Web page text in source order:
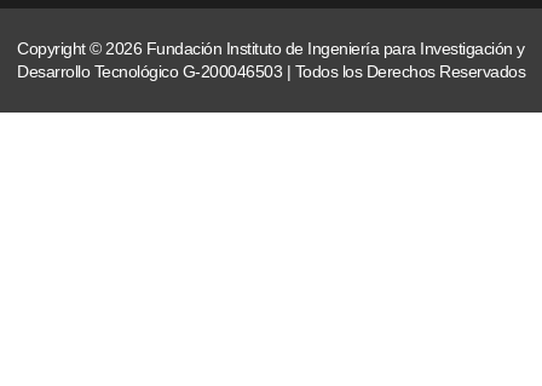
Copyright © 2026 Fundación Instituto de Ingeniería para Investigación y
Desarrollo Tecnológico G-200046503 | Todos los Derechos Reservados